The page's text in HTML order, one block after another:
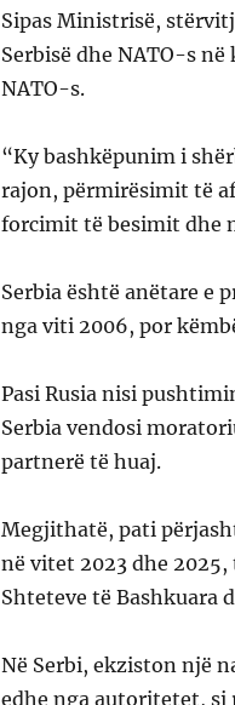
Sipas Ministrisë,
Serbisë dhe NATO-s
NATO-s.
“Ky bashkëpunim i
rajon, përmirësimit të
forcimit të besimit dhe
Serbia është anëtare e
nga viti 2006, por
Pasi Rusia nisi
Serbia vendosi
partnerë të huaj.
Megjithatë, pati
në vitet 2023 dhe
Shteteve të Bashkuara
Në Serbi, ekziston një
edhe nga autoritetet, si